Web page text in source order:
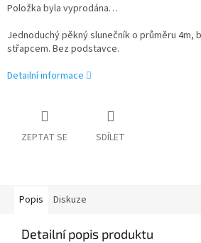
Položka byla vyprodána…
Jednoduchý pěkný slunečník o průměru 4m,
střapcem. Bez podstavce.
Detailní informace
ZEPTAT SE SDÍLET
Popis Diskuze
Detailní popis produktu